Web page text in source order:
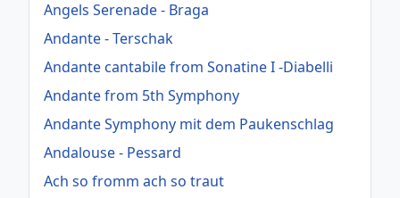
Angels Serenade - Braga
Andante - Terschak
Andante cantabile from Sonatine I -Diabelli
Andante from 5th Symphony
Andante Symphony mit dem Paukenschlag
Andalouse - Pessard
Ach so fromm ach so traut